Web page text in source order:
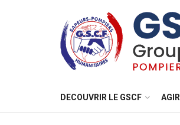
DECOUVRIR LE GSCF AGIR